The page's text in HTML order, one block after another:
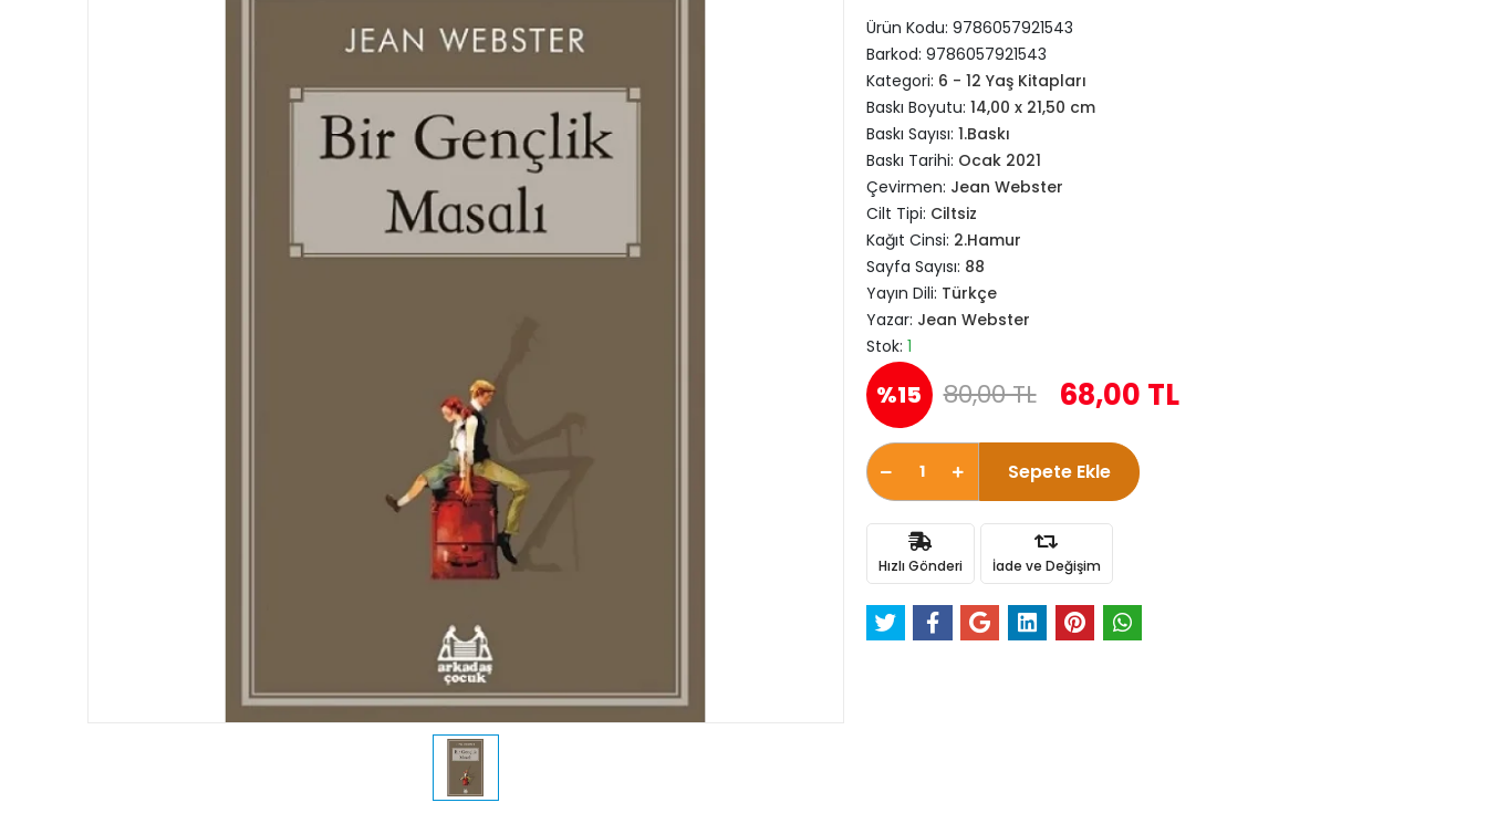
Ürün Kodu: 9786057921543
Barkod: 9786057921543
Kategori: 6 - 12 Yaş Kitapları
Baskı Boyutu: 14,00 x 21,50 cm
Baskı Sayısı: 1.Baskı
Baskı Tarihi: Ocak 2021
Çevirmen: Jean Webster
Cilt Tipi: Ciltsiz
Kağıt Cinsi: 2.Hamur
Sayfa Sayısı: 88
Yayın Dili: Türkçe
Yazar: Jean Webster
Stok: 1
%15 80,00 TL 68,00 TL
Sepete Ekle
Hızlı Gönderi İade ve Değişim